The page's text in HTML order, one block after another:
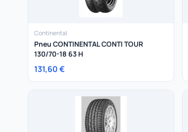
Continental
Pneu CONTINENTAL CONTI TOUR
130/70-18 63 H
131,60 €